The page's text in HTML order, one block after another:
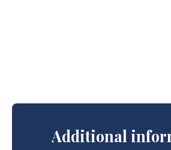
Additional